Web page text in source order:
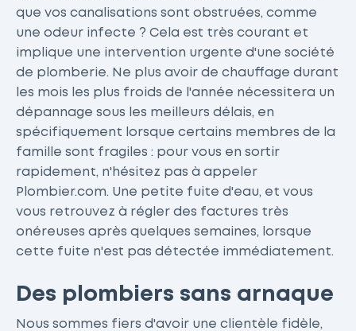
que vos canalisations sont obstruées, comme
une odeur infecte ? Cela est très courant et
implique une intervention urgente d'une société
de plomberie. Ne plus avoir de chauffage durant
les mois les plus froids de l'année nécessitera un
dépannage sous les meilleurs délais, en
spécifiquement lorsque certains membres de la
famille sont fragiles : pour vous en sortir
rapidement, n'hésitez pas à appeler
Plombier.com. Une petite fuite d'eau, et vous
vous retrouvez à régler des factures très
onéreuses après quelques semaines, lorsque
cette fuite n'est pas détectée immédiatement.
Des plombiers sans arnaque
Nous sommes fiers d'avoir une clientèle fidèle,